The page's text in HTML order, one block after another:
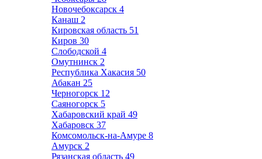
Новочебоксарск 4
Канаш 2
Кировская область 51
Киров 30
Слободской 4
Омутнинск 2
Республика Хакасия 50
Абакан 25
Черногорск 12
Саяногорск 5
Хабаровский край 49
Хабаровск 37
Комсомольск-на-Амуре 8
Амурск 2
Рязанская область 49